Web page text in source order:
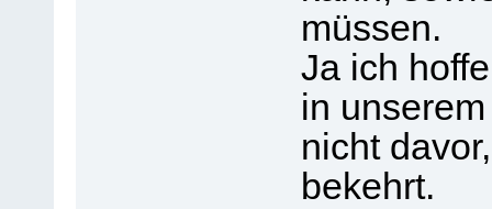
müssen.
Ja ich
in
nicht
bekehrt.